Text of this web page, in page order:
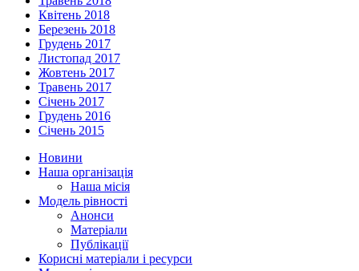
Квітень 2018
Березень 2018
Грудень 2017
Листопад 2017
Жовтень 2017
Травень 2017
Січень 2017
Грудень 2016
Січень 2015
Новини
Наша організація
Наша місія
Модель рівності
Анонси
Матеріали
Публікації
Корисні матеріали і ресурси